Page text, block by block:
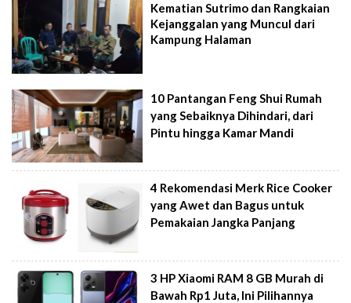
Kematian Sutrimo dan Rangkaian
Kejanggalan yang Muncul dari
Kampung Halaman
10 Pantangan Feng Shui Rumah
yang Sebaiknya Dihindari, dari
Pintu hingga Kamar Mandi
4 Rekomendasi Merk Rice Cooker
yang Awet dan Bagus untuk
Pemakaian Jangka Panjang
3 HP Xiaomi RAM 8 GB Murah di
Bawah Rp1 Juta, Ini Pilihannya